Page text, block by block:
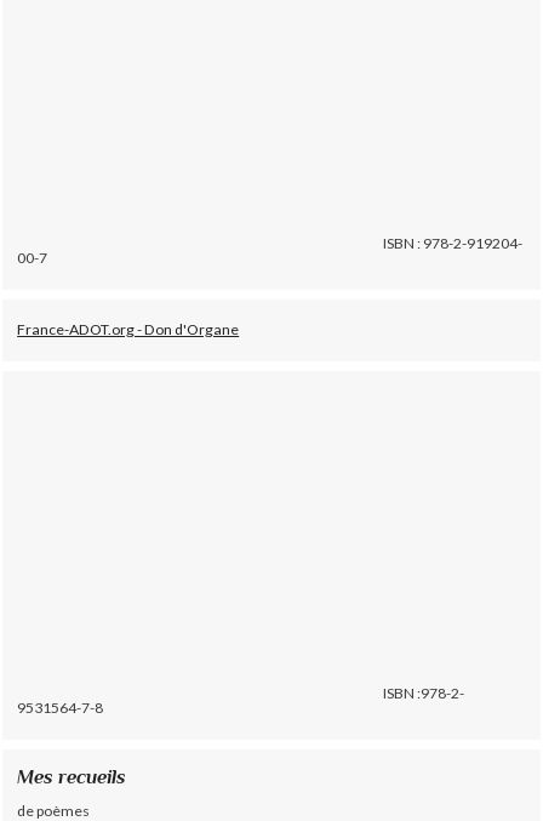
ISBN : 978-2-919204-
00-7
France-ADOT.org - Don d'Organe
ISBN :978-2-
9531564-7-8
Mes recueils
de poèmes